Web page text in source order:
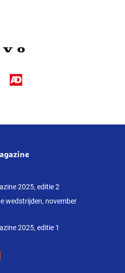
2025, editie 2
wedstrijden, november
2025, editie 1